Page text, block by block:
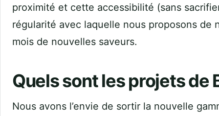
proximité et cette accessibilité (sans
régularité avec laquelle nous proposons
mois de nouvelles saveurs.
Quels sont les projets de
Nous avons l’envie de sortir la nouvelle